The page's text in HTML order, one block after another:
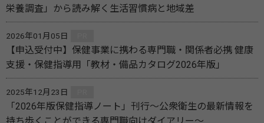
栄養調査」から読み解く生活習慣病と地域差
2026年01月05日
【申込受付中】保健事業に携わる専門職・関係者必携 健康
支援・保健指導用「教材・備品カタログ2026年版」
2025年12月23日
「2026年版保健指導ノート」刊行～公衆衛生の最新情報を